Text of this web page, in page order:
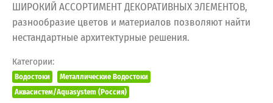
ШИРОКИЙ АССОРТИМЕНТ ДЕКОРАТИВНЫХ ЭЛЕМЕНТОВ,
разнообразие цветов и материалов позволяют найти
нестандартные архитектурные решения.
Категории:
Водостоки
Металлические Водостоки
Аквасистем/Aquasystem (Россия)